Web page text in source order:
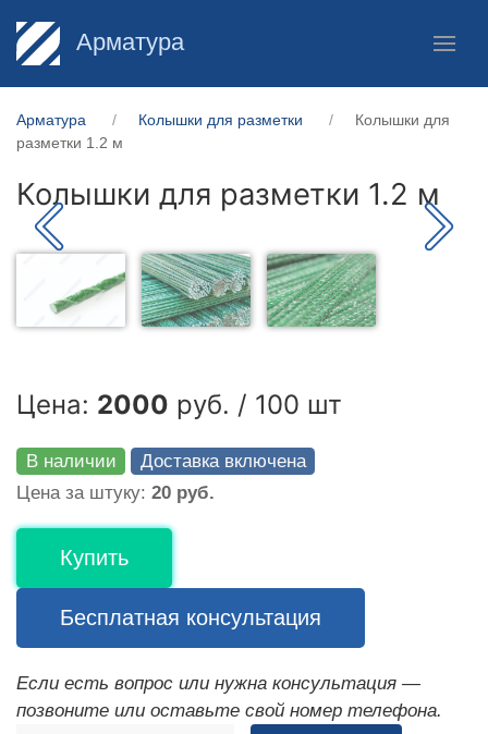
Арматура
Арматура Колышки для разметки
Колышки для
разметки 1.2 м
Колышки для разметки 1.2 м
Цена: 2000 руб. / 100 шт
В наличии
Доставка включена
Цена за штуку: 20 руб.
Купить
Бесплатная консультация
Если есть вопрос или нужна консультация —
позвоните или оставьте свой номер телефона.